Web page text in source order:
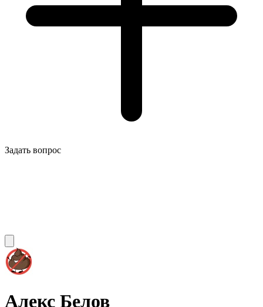
Задать вопрос
Алекс Белов